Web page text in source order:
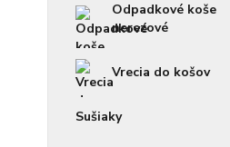
Odpadkové koše
nerezové
Vrecia do košov
Sušiaky